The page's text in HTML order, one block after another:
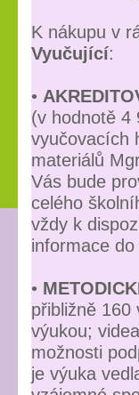
K nákupu v
Vyučující:
•
(v hodnotě 4
vyučovacích
materiálů
Vás bude
celého
vždy k
informace
•
přibližně
výukou;
možnosti
je výuka